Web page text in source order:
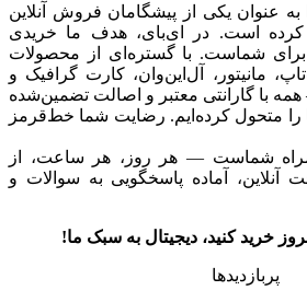
به عنوان یکی از پیشگامان فروش آنلاین
کرده است. در ای‌بای، هدف ما خریدی
شماست. با گستره‌ای از محصولات
مانیتور، آل‌این‌وان، کارت گرافیک و
با گارانتی معتبر و اصالت تضمین‌شده
را متحول کرده‌ایم. رضایت شما خط‌قرمز
شماست — هر روز، هر ساعت، از
آماده پاسخگویی به سوالات و
خرید کنید، دیجیتال به سبک ما!
پربازدیدها